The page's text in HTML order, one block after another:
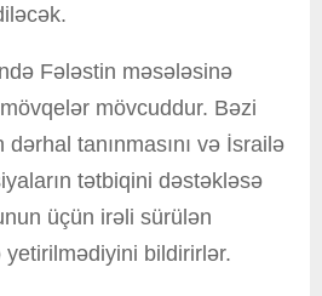
Fələstin məsələsinə
mövcuddur. Bəzi
tanınmasını və İsrailə
tətbiqini dəstəkləsə
üçün irəli sürülən
bildirirlər.